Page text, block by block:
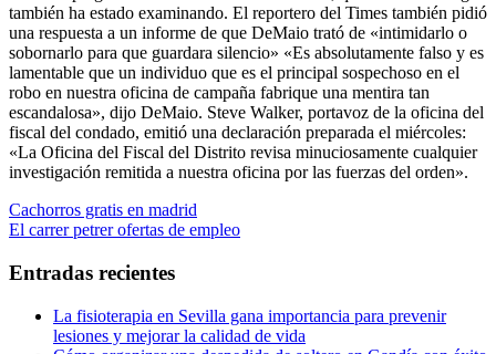
también ha estado examinando. El reportero del Times también pidió
una respuesta a un informe de que DeMaio trató de «intimidarlo o
sobornarlo para que guardara silencio» «Es absolutamente falso y es
lamentable que un individuo que es el principal sospechoso en el
robo en nuestra oficina de campaña fabrique una mentira tan
escandalosa», dijo DeMaio. Steve Walker, portavoz de la oficina del
fiscal del condado, emitió una declaración preparada el miércoles:
«La Oficina del Fiscal del Distrito revisa minuciosamente cualquier
investigación remitida a nuestra oficina por las fuerzas del orden».
Navegación
de
entradas
Entrada
anterior:
Cachorros gratis en madrid
Entrada
El carrer petrer ofertas de empleo
Entradas recientes
La fisioterapia en Sevilla gana importancia para prevenir
lesiones y mejorar la calidad de vida